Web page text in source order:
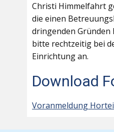
Christi Himmelfahrt
die einen
dringenden Gründen
bitte rechtzeitig bei
Einrichtung an.
Download
Voranmeldung